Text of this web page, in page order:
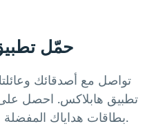
حمّل
تواصل مع أصدقائك
تطبيق هابلاكس. احصل
بطاقات هداياك المفضلة مع دعم على مدار الساعة.